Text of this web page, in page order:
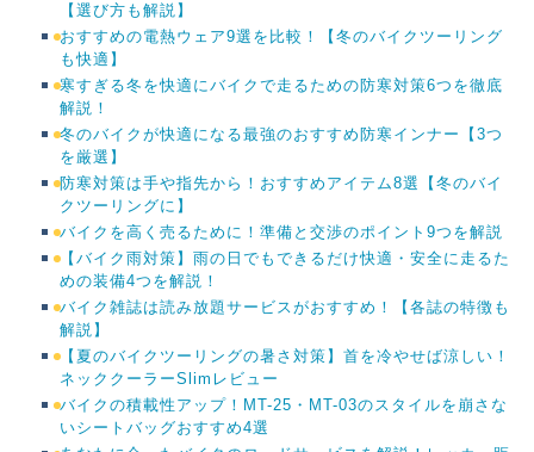
【選び方も解説】
おすすめの電熱ウェア9選を比較！【冬のバイクツーリング
も快適】
寒すぎる冬を快適にバイクで走るための防寒対策6つを徹底
解説！
冬のバイクが快適になる最強のおすすめ防寒インナー【3つ
を厳選】
防寒対策は手や指先から！おすすめアイテム8選【冬のバイ
クツーリングに】
バイクを高く売るために！準備と交渉のポイント9つを解説
【バイク雨対策】雨の日でもできるだけ快適・安全に走るた
めの装備4つを解説！
バイク雑誌は読み放題サービスがおすすめ！【各誌の特徴も
解説】
【夏のバイクツーリングの暑さ対策】首を冷やせば涼しい！
ネッククーラーSlimレビュー
バイクの積載性アップ！MT-25・MT-03のスタイルを崩さな
いシートバッグおすすめ4選